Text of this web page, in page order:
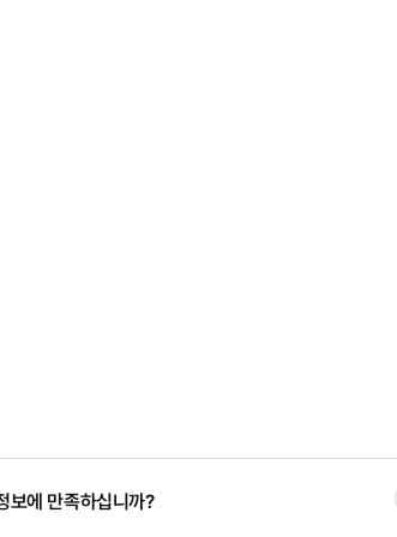
보에 만족하십니까?